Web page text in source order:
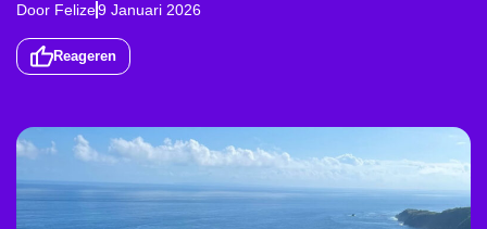
Door Felize9 Januari 2026
Reageren